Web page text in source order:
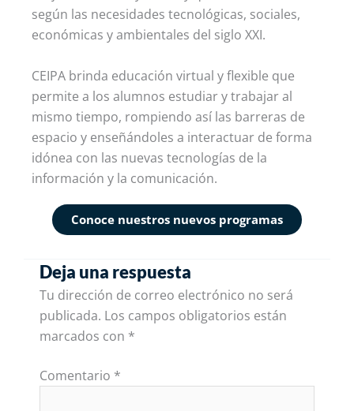
según las necesidades tecnológicas, sociales,
económicas y ambientales del siglo XXI.
CEIPA brinda educación virtual y flexible que
permite a los alumnos estudiar y trabajar al
mismo tiempo, rompiendo así las barreras de
espacio y enseñándoles a interactuar de forma
idónea con las nuevas tecnologías de la
información y la comunicación.
Conoce nuestros nuevos programas
Deja una respuesta
Tu dirección de correo electrónico no será
publicada. Los campos obligatorios están
marcados con *
Comentario *